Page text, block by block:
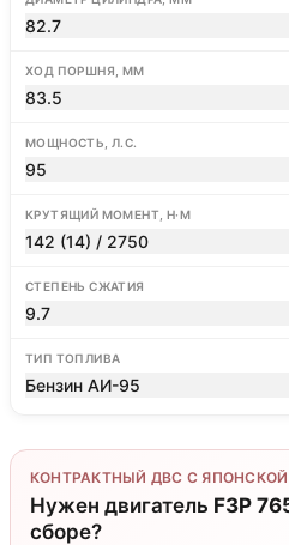
82.7
ХОД ПОРШНЯ, ММ
83.5
МОЩНОСТЬ, Л.С.
95
КРУТЯЩИЙ МОМЕНТ, Н·М
142 (14) / 2750
СТЕПЕНЬ СЖАТИЯ
9.7
ТИП ТОПЛИВА
Бензин АИ-95
КОНТРАКТНЫЙ ДВС С ЯПОНСКОЙ
Нужен двигатель F3P
сборе?